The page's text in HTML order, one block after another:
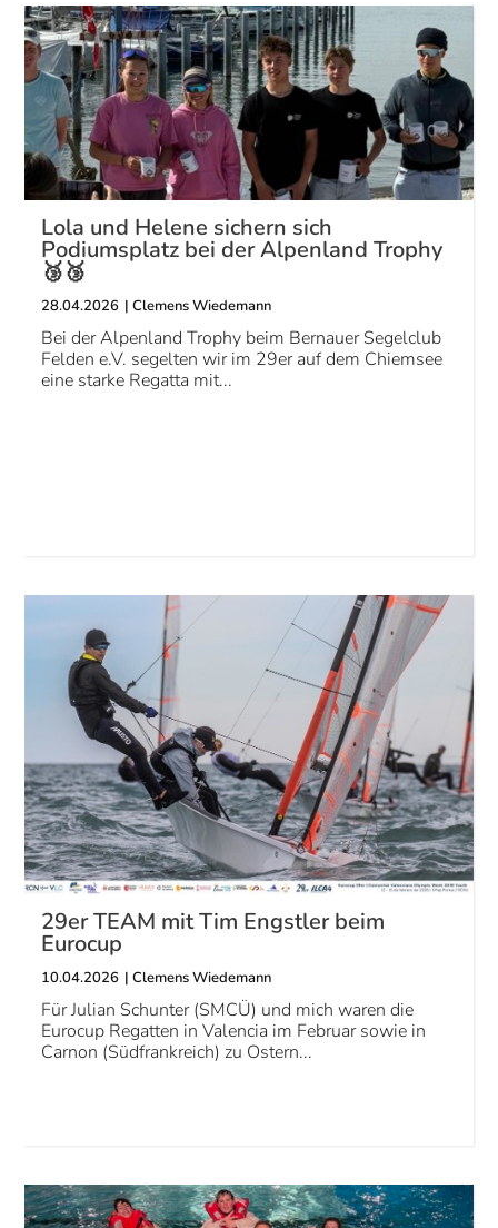
Lola und Helene sichern sich
Podiumsplatz bei der Alpenland Trophy
🥉🥉
28.04.2026 |Clemens Wiedemann
Bei der Alpenland Trophy beim Bernauer Segelclub
Felden e.V. segelten wir im 29er auf dem Chiemsee
eine starke Regatta mit...
29er TEAM mit Tim Engstler beim
Eurocup
10.04.2026 |Clemens Wiedemann
Für Julian Schunter (SMCÜ) und mich waren die
Eurocup Regatten in Valencia im Februar sowie in
Carnon (Südfrankreich) zu Ostern...